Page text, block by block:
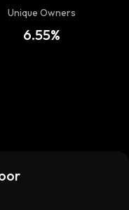
•
hpos10i)
Unique Owners
6.55%